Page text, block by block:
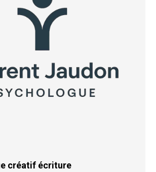
créatif écriture